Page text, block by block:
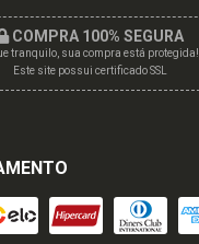
COMPRA 100% SEGURA
tranquilo, sua compra está protegida!
Este site possui certificado SSL